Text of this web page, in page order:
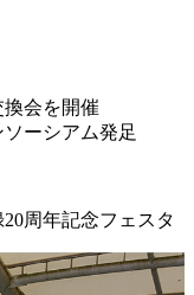
会を開催
ーシアム発足
周年記念フェスタ